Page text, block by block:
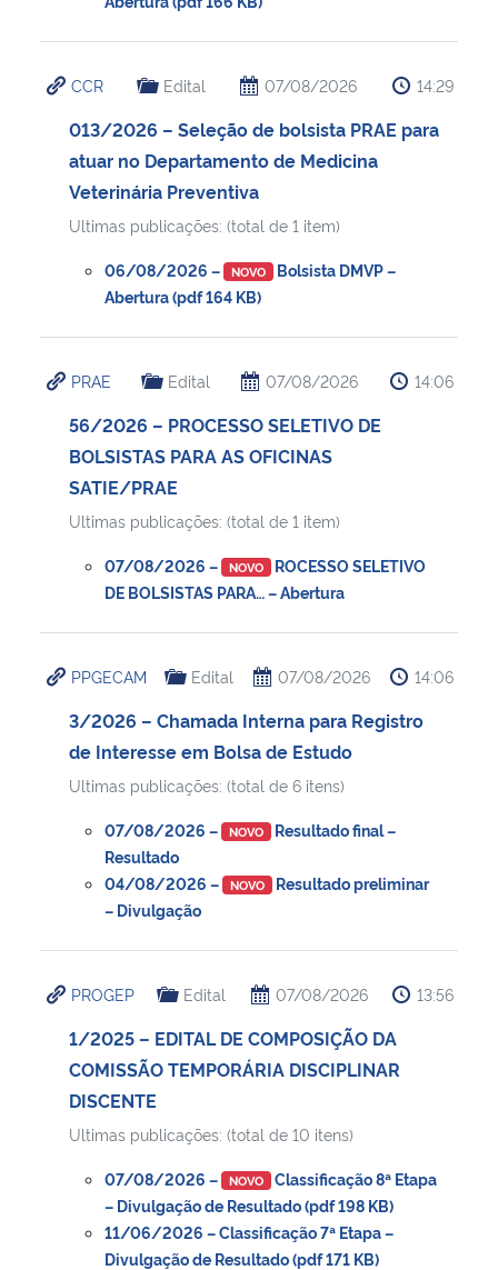
CCR Edital 07/08/2026 14:29
013/2026 – Seleção de bolsista PRAE para
atuar no Departamento de Medicina
Veterinária Preventiva
Ultimas publicações: (total de 1 item)
06/08/2026 – NOVO Bolsista DMVP –
Abertura (pdf 164 KB)
PRAE Edital 07/08/2026 14:06
56/2026 – PROCESSO SELETIVO DE
BOLSISTAS PARA AS OFICINAS
SATIE/PRAE
Ultimas publicações: (total de 1 item)
07/08/2026 – NOVO ROCESSO SELETIVO
DE BOLSISTAS PARA… – Abertura
PPGECAM Edital 07/08/2026 14:06
3/2026 – Chamada Interna para Registro
de Interesse em Bolsa de Estudo
Ultimas publicações: (total de 6 itens)
07/08/2026 – NOVO Resultado final –
Resultado
04/08/2026 –
NOVO Resultado preliminar
– Divulgação
PROGEP Edital 07/08/2026 13:56
1/2025 – EDITAL DE COMPOSIÇÃO DA
COMISSÃO TEMPORÁRIA DISCIPLINAR
DISCENTE
Ultimas publicações: (total de 10 itens)
07/08/2026 – NOVO Classificação 8ª Etapa
– Divulgação de Resultado (pdf 198 KB)
11/06/2026 – Classificação 7ª Etapa –
Divulgação de Resultado (pdf 171 KB)